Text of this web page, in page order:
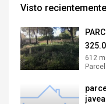
Visto recientemente
612